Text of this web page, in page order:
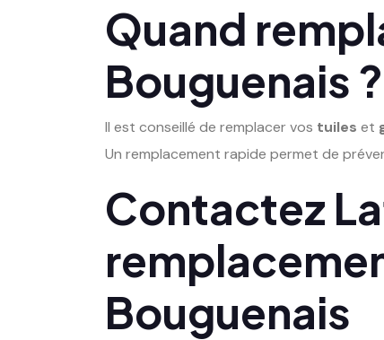
Quand
Bouguenais ?
Il est conseillé de remplacer vos tuiles et
Un remplacement rapide permet de
Contactez
Bouguenais